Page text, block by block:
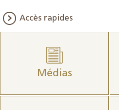
Accès rapides
Médias